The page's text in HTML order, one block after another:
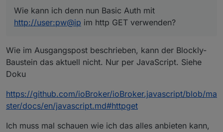
Wie kann ich denn nun Basic Auth mit
http://user:pw@ip im http GET verwenden?
Wie im Ausgangspost beschrieben, kann der Blockly-
Baustein das aktuell nicht. Nur per JavaScript. Siehe
Doku
https://github.com/ioBroker/ioBroker.javascript/blob/ma
ster/docs/en/javascript.md#httpget
Ich muss mal schauen wie ich das alles anbieten kann,